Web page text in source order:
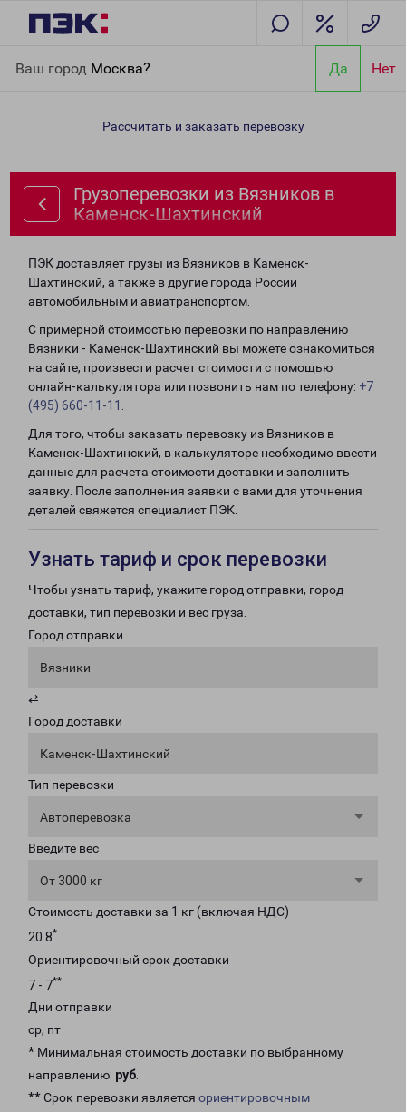
Ваш город Москва? Да Нет
Каменск-Шахтинский
Рассчитать и заказать перевозку
Грузоперевозки из Вязников в
Каменск-Шахтинский
ПЭК доставляет грузы из Вязников в Каменск-
Шахтинский, а также в другие города России
автомобильным и авиатранспортом.
С примерной стоимостью перевозки по направлению
Вязники - Каменск-Шахтинский вы можете ознакомиться
на сайте, произвести расчет стоимости с помощью
онлайн-калькулятора или позвонить нам по телефону: +7
(495) 660-11-11
Для того, чтобы заказать перевозку из Вязников в
Каменск-Шахтинский, в калькуляторе необходимо ввести
данные для расчета стоимости доставки и заполнить
заявку. После заполнения заявки с вами для уточнения
деталей свяжется специалист ПЭК.
Узнать тариф и срок перевозки
Чтобы узнать тариф, укажите город отправки, город
доставки, тип перевозки и вес груза.
Город отправки
Вязники
⇄
Город доставки
Каменск-Шахтинский
Тип перевозки
Автоперевозка
Введите вес
От 3000 кг
Стоимость доставки за 1 кг (включая НДС)
20.8*
Ориентировочный срок доставки
7 - 7**
Дни отправки
ср, пт
* Минимальная стоимость доставки по выбранному
направлению: руб.
** Срок перевозки является ориентировочным